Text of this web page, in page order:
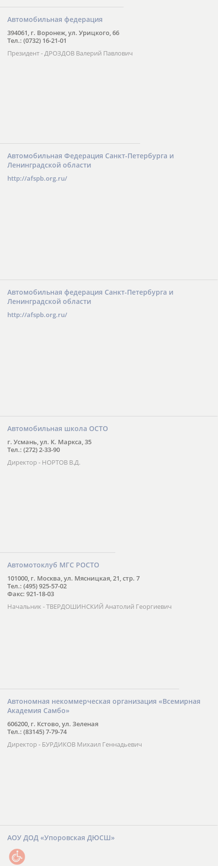
Автомобильная федерация
394061, г. Воронеж, ул. Урицкого, 66
Тел.: (0732) 16-21-01
Президент - ДРОЗДОВ Валерий Павлович
Автомобильная Федерация Санкт-Петербурга и
Ленинградской области
http://afspb.org.ru/
Автомобильная федерация Санкт-Петербурга и
Ленинградской области
http://afspb.org.ru/
Автомобильная школа ОСТО
г. Усмань, ул. К. Маркса, 35
Тел.: (272) 2-33-90
Директор - НОРТОВ В.Д.
Автомотоклуб МГС РОСТО
101000, г. Москва, ул. Мясницкая, 21, стр. 7
Тел.: (495) 925-57-02
Факс: 921-18-03
Начальник - ТВЕРДОШИНСКИЙ Анатолий Георгиевич
Автономная некоммерческая организация «Всемирная
Академия Самбо»
606200, г. Кстово, ул. Зеленая
Тел.: (83145) 7-79-74
Директор - БУРДИКОВ Михаил Геннадьевич
АОУ ДОД «Упоровская ДЮСШ»